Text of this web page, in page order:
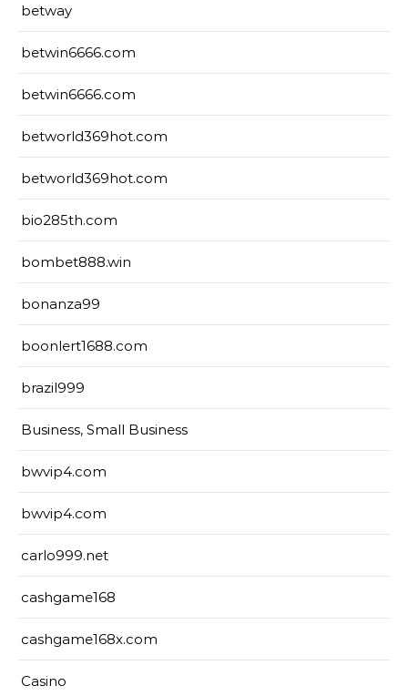
betway
betwin6666.com
betwin6666.com
betworld369hot.com
betworld369hot.com
bio285th.com
bombet888.win
bonanza99
boonlert1688.com
brazil999
Business, Small Business
bwvip4.com
bwvip4.com
carlo999.net
cashgame168
cashgame168x.com
Casino